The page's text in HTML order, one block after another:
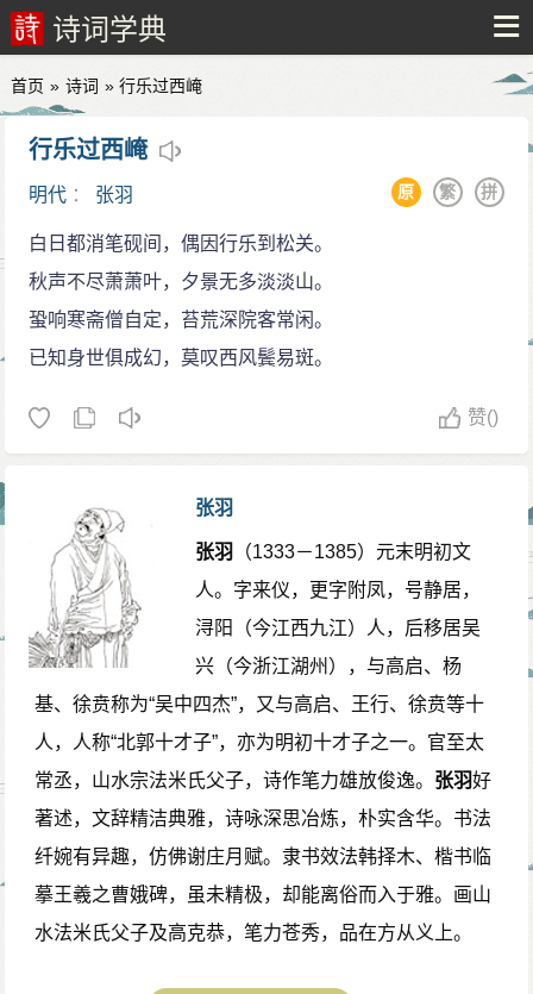
诗词学典
首页 » 诗词 » 行乐过西崦
行乐过西崦
明代 ： 张羽 拼
繁
原
白日都消笔砚间，偶因行乐到松关。
秋声不尽萧萧叶，夕景无多淡淡山。
蛩响寒斋僧自定，苔荒深院客常闲。
已知身世俱成幻，莫叹西风鬓易斑。
赞()
张羽
张羽
（1333－1385）元末明初文
人。字来仪，更字附凤，号静居，
浔阳（今江西九江）人，后移居吴
兴（今浙江湖州），与高启、杨
基、徐贲称为“吴中四杰”，又与高启、王行、徐贲等十
人，人称“北郭十才子”，亦为明初十才子之一。官至太
常丞，山水宗法米氏父子，诗作笔力雄放俊逸。 张羽好
著述，文辞精洁典雅，诗咏深思冶炼，朴实含华。书法
纤婉有异趣，仿佛谢庄月赋。隶书效法韩择木、楷书临
摹王羲之曹娥碑，虽未精极，却能离俗而入于雅。画山
水法米氏父子及高克恭，笔力苍秀，品在方从义上。